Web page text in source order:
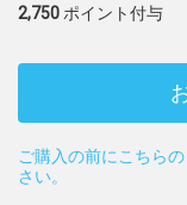
2,750 ポイント付与
ご購入の前にこちら
さい。